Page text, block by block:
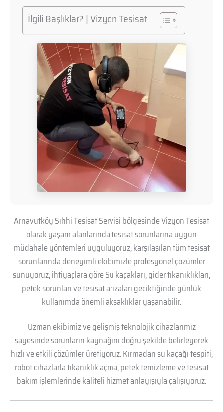
İlgili Başlıklar? | Vizyon Tesisat
Arnavutköy Sıhhi Tesisat Servisi bölgesinde Vizyon Tesisat
olarak yaşam alanlarında tesisat sorunlarına uygun
müdahale yöntemleri uyguluyoruz, karşılaşılan tüm tesisat
sorunlarında deneyimli ekibimizle profesyonel çözümler
sunuyoruz, ihtiyaçlara göre Su kaçakları, gider tıkanıklıkları,
petek sorunları ve tesisat arızaları geciktiğinde günlük
kullanımda önemli aksaklıklar yaşanabilir.
Uzman ekibimiz ve gelişmiş teknolojik cihazlarımız
sayesinde sorunların kaynağını doğru şekilde belirleyerek
hızlı ve etkili çözümler üretiyoruz. Kırmadan su kaçağı tespiti,
robot cihazlarla tıkanıklık açma, petek temizleme ve tesisat
bakım işlemlerinde kaliteli hizmet anlayışıyla çalışıyoruz.